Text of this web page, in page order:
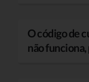
O código de
não funciona,